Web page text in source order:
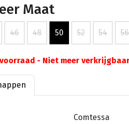
Maat
46 48 50 52 54 56
- Niet meer
Comtessa